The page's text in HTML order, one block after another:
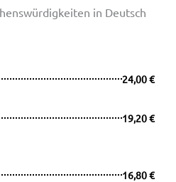
in Deutsch
24,00 €
19,20 €
16,80 €